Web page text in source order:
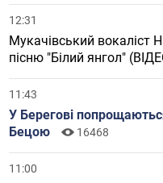
12:31
Мукачівський вокаліст
пісню "Білий янгол"
11:43
У Берегові
Бецою
16468
11:00